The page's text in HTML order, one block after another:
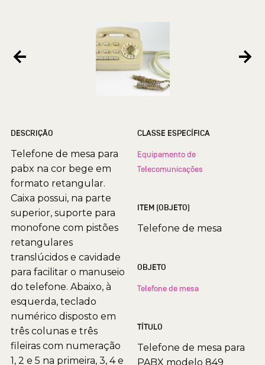
DESCRIÇÃO
Telefone de mesa para
pabx na cor bege em
formato retangular.
Caixa possui, na parte
superior, suporte para
monofone com pistões
retangulares
translúcidos e cavidade
para facilitar o manuseio
do telefone. Abaixo, à
esquerda, teclado
numérico disposto em
três colunas e três
fileiras com numeração
1, 2 e 5 na primeira, 3, 4 e
CLASSE ESPECÍFICA
Equipamento de
Telecomunicações
ITEM (OBJETO)
Telefone de mesa
OBJETO
Telefone de mesa
TÍTULO
Telefone de mesa para
PABX modelo 849